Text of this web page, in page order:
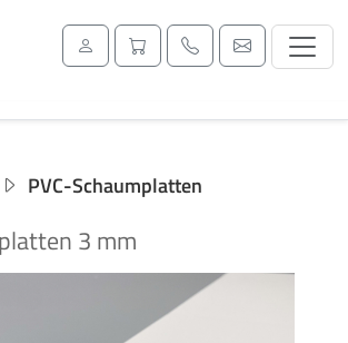
PVC-Schaumplatten
3 mm